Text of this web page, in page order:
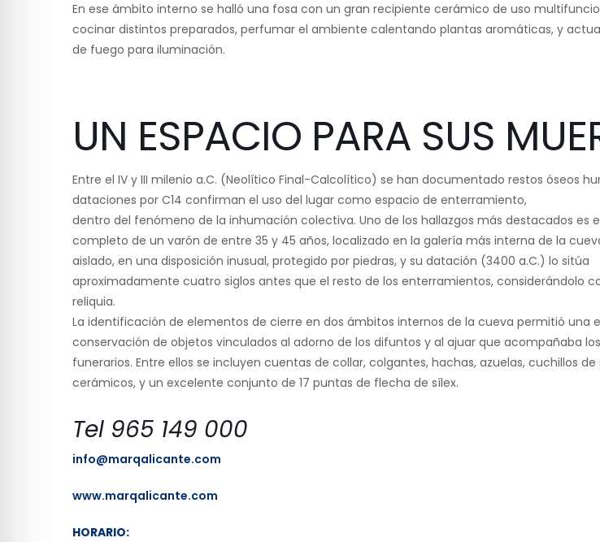
En ese ámbito interno se halló una fosa con un gran recipiente cerámico de uso
cocinar distintos preparados, perfumar el ambiente calentando plantas aromáticas, y
de fuego para iluminación.
UN ESPACIO PARA SUS
Entre el IV y III milenio a.C. (Neolítico Final-Calcolítico) se han documentado restos óseos
dataciones por C14 confirman el uso del lugar como espacio de enterramiento,
dentro del fenómeno de la inhumación colectiva. Uno de los hallazgos más destacados es
completo de un varón de entre 35 y 45 años, localizado en la galería más interna de la
aislado, en una disposición inusual, protegido por piedras, y su datación (3400 a.C.) lo sitúa
aproximadamente cuatro siglos antes que el resto de los enterramientos, considerándolo
reliquia.
La identificación de elementos de cierre en dos ámbitos internos de la cueva permitió una
conservación de objetos vinculados al adorno de los difuntos y al ajuar que acompañaba
funerarios. Entre ellos se incluyen cuentas de collar, colgantes, hachas, azuelas, cuchillos de
cerámicos, y un excelente conjunto de 17 puntas de flecha de sílex.
Tel 965 149 000
info@marqalicante.com
www.marqalicante.com
HORARIO: